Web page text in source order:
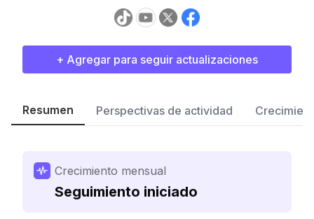
+ Agregar para seguir actualizaciones
Resumen Perspectivas de actividad
Crecimiento mensual
Seguimiento iniciado